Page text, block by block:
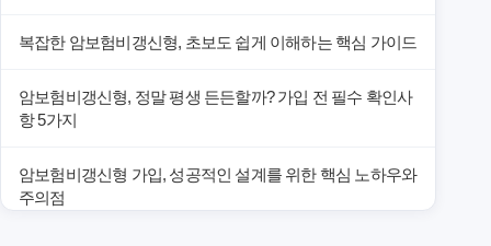
복잡한 암보험비갱신형, 초보도 쉽게 이해하는 핵심 가이드
암보험비갱신형, 정말 평생 든든할까? 가입 전 필수 확인사
항 5가지
암보험비갱신형 가입, 성공적인 설계를 위한 핵심 노하우와
주의점